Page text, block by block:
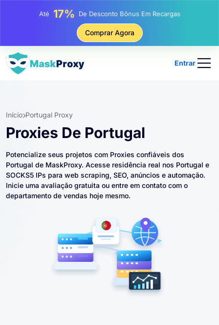
Até25%Desconto Em Compras Estáticas De IP
Desconto Em Compras Rotativas De IP
Comprar Agora
Entrar
Início Portugal Proxy
Proxies De Portugal
Potencialize seus projetos com Proxies confiáveis ​​dos
Portugal de MaskProxy. Acesse residência real nos Portugal e
SOCKS5 IPs para web scraping, SEO, anúncios e automação.
Inicie uma avaliação gratuita ou entre em contato com o
departamento de vendas hoje mesmo.